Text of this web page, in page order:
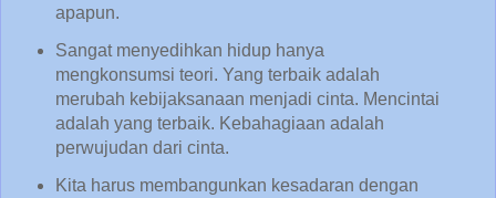
apapun.
Sangat menyedihkan hidup hanya
mengkonsumsi teori. Yang terbaik adalah
merubah kebijaksanaan menjadi cinta. Mencintai
adalah yang terbaik. Kebahagiaan adalah
perwujudan dari cinta.
Kita harus membangunkan kesadaran dengan